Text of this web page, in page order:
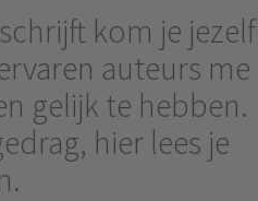
kom je jezelf
auteurs me
gelijk te hebben.
hier lees je